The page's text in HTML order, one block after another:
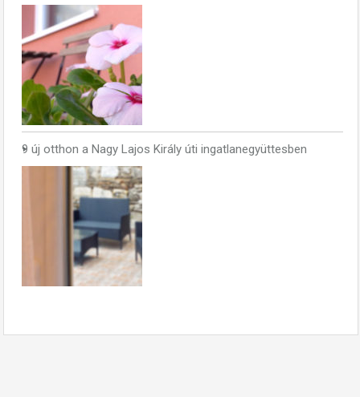
9 új otthon a Nagy Lajos Király úti ingatlanegyüttesben